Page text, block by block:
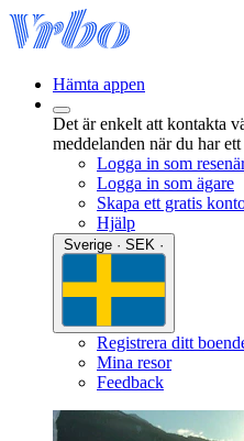
Hämta appen
Det är enkelt att kontakta
meddelanden när du har
Logga in som
Logga in som ägare
Skapa ett gratis
Hjälp
Registrera ditt
Mina resor
Feedback